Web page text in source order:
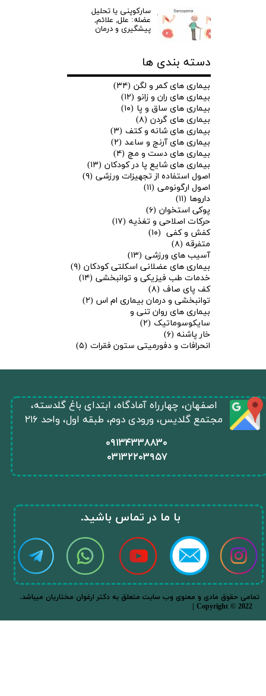
سارکوپنی یا تحلیل
عضله: علل, علائم,
پیشگیری و درمان
دسته بندی ها
بیماری های کمر و لگن (۳۴)
بیماری های ران و زانو (۱۲)
بیماری های ساق و پا (۱۰)
بیماری های گردن (۸)
بیماری های شانه و کتف (۳)
بیماری های آرنج و ساعد (۲)
بیماری های دست و مچ (۴)
بیماری های شایع پا در کودکان (۱۳)
اصول استفاده از تجهیزات ورزشی (۹)
اصول ارگونومی (۱۱)
داروها (۱۱)
پوکی استخوان (۶)
حرکات اصلاحی و تغذیه (۱۷)
کفش و کفی (۱۰)
متفرقه (۸)
آسیب های ورزشی (۱۳)
بیماری های عضلانی اسکلتی کودکان (۹)
خدمات طب فیزیکی و توانبخشی (۱۴)
کف پای صاف (۸)
توانبخشی و درمان بیماری ام اس (۲)
بیماری های روان تنی و
سایکوسوماتیک (۲)
خار پاشنه (۶)
انحرافات و دفورمیتی ستون فقرات (۵)
​۰۹۱۳۴۳۳۸۸۳۰
۰۳۱۳۲۲۰۳۹۵۷
​اصفهان، چهارراه آمادگاه، ابتدای باغ گلدسته،
مجتمع گلدیس، ورودی دوم، طبقه اول، واحد ۲۱۶
​با ما در تماس باشید.​​​​​​​
.تمامی حقوق مادی و معنوی وب سایت متعلق به دکتر ارغوان مختاریان میباشد
| Copyright © 2022